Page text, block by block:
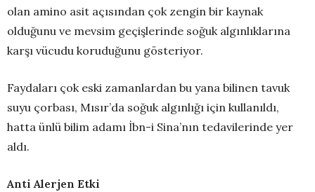
olan amino asit açısından çok zengin bir kaynak
olduğunu ve mevsim geçişlerinde soğuk algınlıklarına
karşı vücudu koruduğunu gösteriyor.
Faydaları çok eski zamanlardan bu yana bilinen tavuk
suyu çorbası, Mısır’da soğuk algınlığı için kullanıldı,
hatta ünlü bilim adamı İbn-i Sina’nın tedavilerinde yer
aldı.
Anti Alerjen Etki